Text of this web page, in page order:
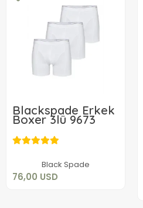
Blackspade Erkek
Boxer 3lü 9673
Black Spade
76,00 USD
76,00 USD